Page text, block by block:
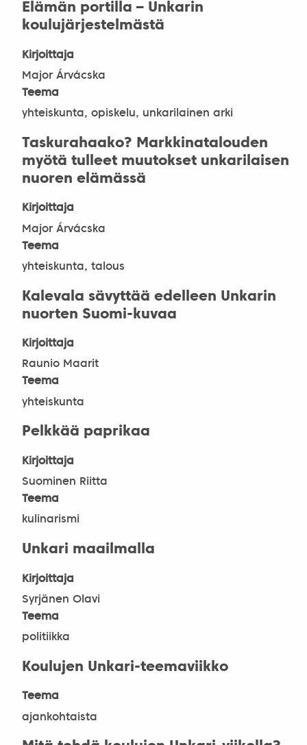
Elämän portilla – Unkarin
koulujärjestelmästä
Kirjoittaja
Major Árvácska
Teema
yhteiskunta, opiskelu, unkarilainen arki
Taskurahaako? Markkinatalouden
myötä tulleet muutokset unkarilaisen
nuoren elämässä
Kirjoittaja
Major Árvácska
Teema
yhteiskunta, talous
Kalevala sävyttää edelleen Unkarin
nuorten Suomi-kuvaa
Kirjoittaja
Raunio Maarit
Teema
yhteiskunta
Pelkkää paprikaa
Kirjoittaja
Suominen Riitta
Teema
kulinarismi
Unkari maailmalla
Kirjoittaja
Syrjänen Olavi
Teema
politiikka
Koulujen Unkari-teemaviikko
Teema
ajankohtaista